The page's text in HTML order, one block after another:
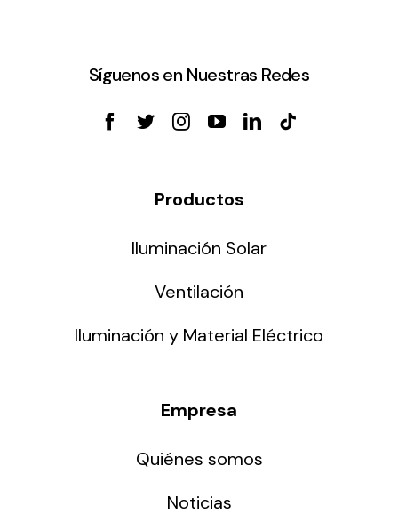
Síguenos en Nuestras Redes
Productos
Iluminación Solar
Ventilación
Iluminación y Material Eléctrico
Empresa
Quiénes somos
Noticias